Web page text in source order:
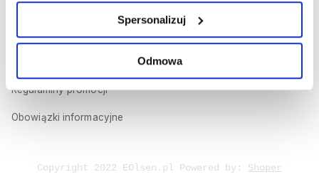
Spersonalizuj
Odmowa
Regulamin sklepu internetowego
Polityka prywatności
Regulaminy promocji
Obowiązki informacyjne
Dołącz do nas
Copyright 2022 EOlsen.pl Powered by: Shoper